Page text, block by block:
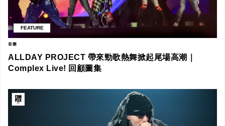
FEATURE
音樂
ALLDAY PROJECT 帶來勁歌熱舞掀起尾場高潮｜
Complex Live! 回顧圖集